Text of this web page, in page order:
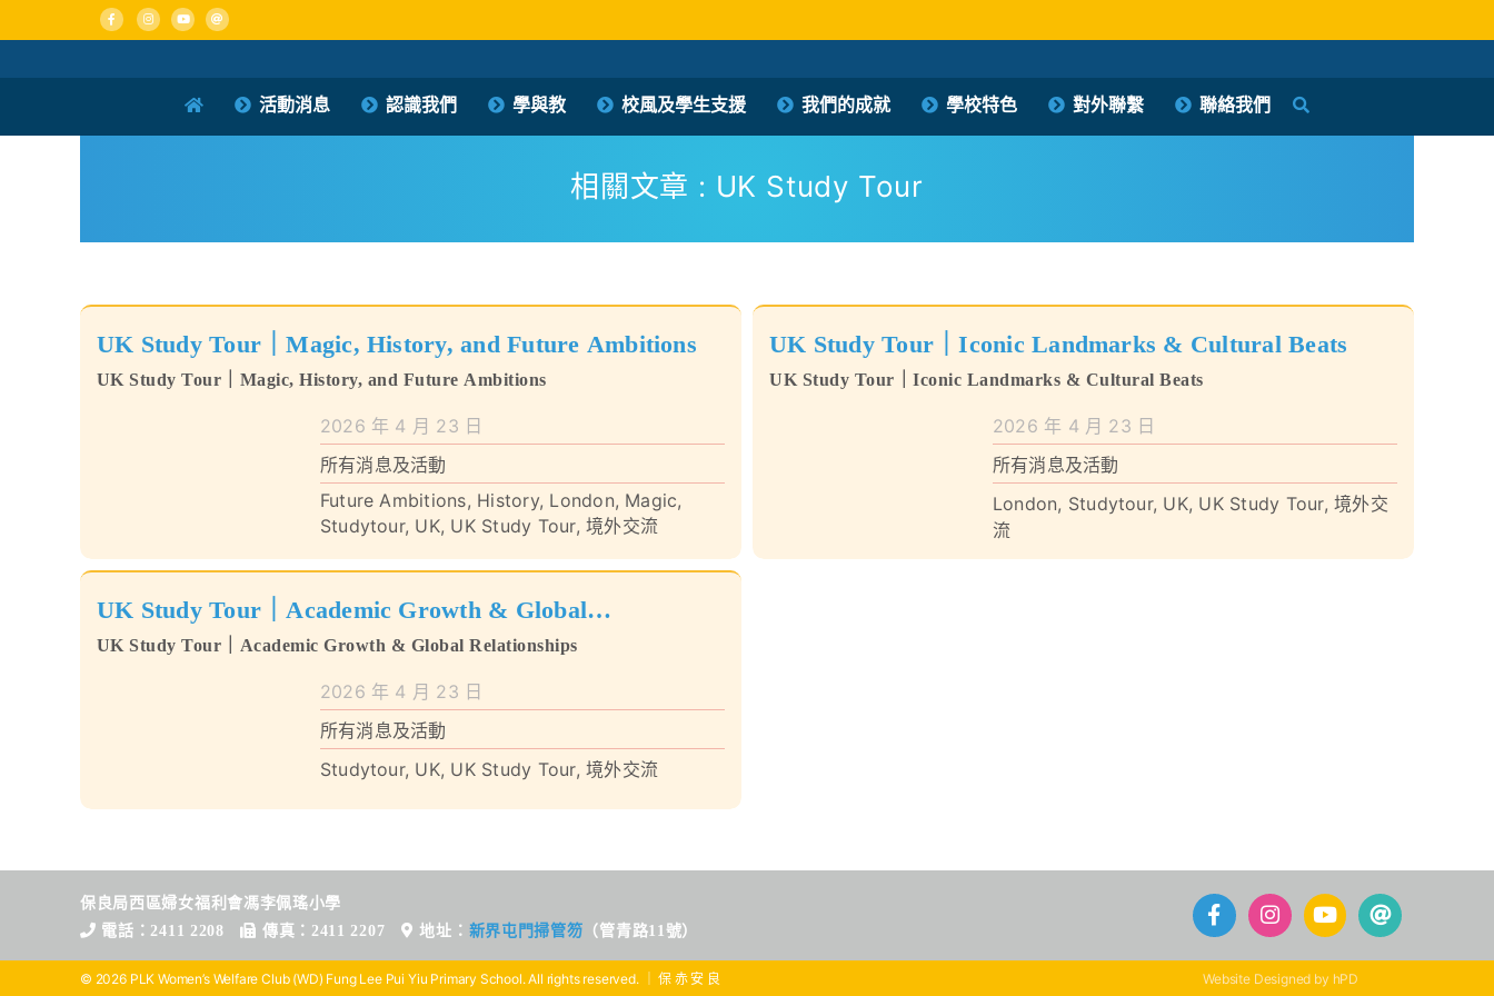
to
content
活動消息
認識我們 學與教 校風及學生支援 我們的成就 學校特色 對外聯繫 聯絡我們
保良局西區婦女福利會馮李佩瑤小學
相關文章 : UK Study Tour
UK Study Tour｜Magic, History, and Future Ambitions
UK Study Tour｜Magic, History, and Future Ambitions
2026 年 4 月 23 日
所有消息及活動
Future Ambitions, History, London, Magic,
Studytour, UK, UK Study Tour,境外交流
UK Study Tour｜Iconic Landmarks & Cultural Beats
UK Study Tour｜Iconic Landmarks & Cultural Beats
2026 年 4 月 23 日
所有消息及活動
London, Studytour, UK, UK Study Tour,境外交
流
UK Study Tour｜Academic Growth & Global
Relationships
UK Study Tour｜Academic Growth & Global Relationships
2026 年 4 月 23 日
所有消息及活動
Studytour, UK, UK Study Tour,境外交流
保良局西區婦女福利會馮李佩瑤小學
電話：2411 2208
傳真：2411 2207 地址： 新界屯門掃管笏 （管青路11號）
© 2026 PLK Women’s Welfare Club (WD) Fung Lee Pui Yiu Primary School. All rights reserved. ｜ 保 赤 安 良 Website Designed by hPD